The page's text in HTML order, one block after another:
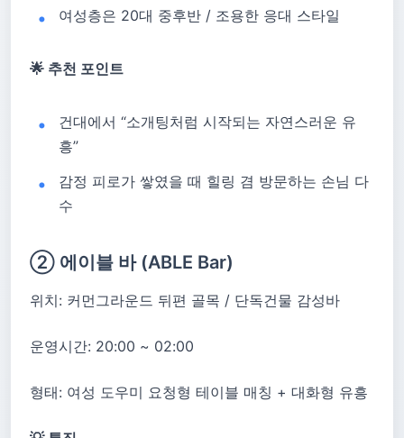
여성층은 20대 중후반 / 조용한 응대 스타일
🌟 추천 포인트
건대에서 “소개팅처럼 시작되는 자연스러운 유
흥”
감정 피로가 쌓였을 때 힐링 겸 방문하는 손님 다
수
② 에이블 바 (ABLE Bar)
위치: 커먼그라운드 뒤편 골목 / 단독건물 감성바
운영시간: 20:00 ~ 02:00
형태: 여성 도우미 요청형 테이블 매칭 + 대화형 유흥